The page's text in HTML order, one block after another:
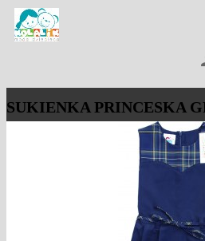
SUKIENKA PRINCESKA